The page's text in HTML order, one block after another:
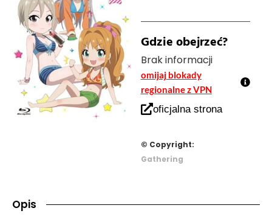
Gdzie obejrzeć?
Brak informacji
omijaj blokady
regionalne z VPN
oficjalna strona
© Copyright:
Gathering
Opis